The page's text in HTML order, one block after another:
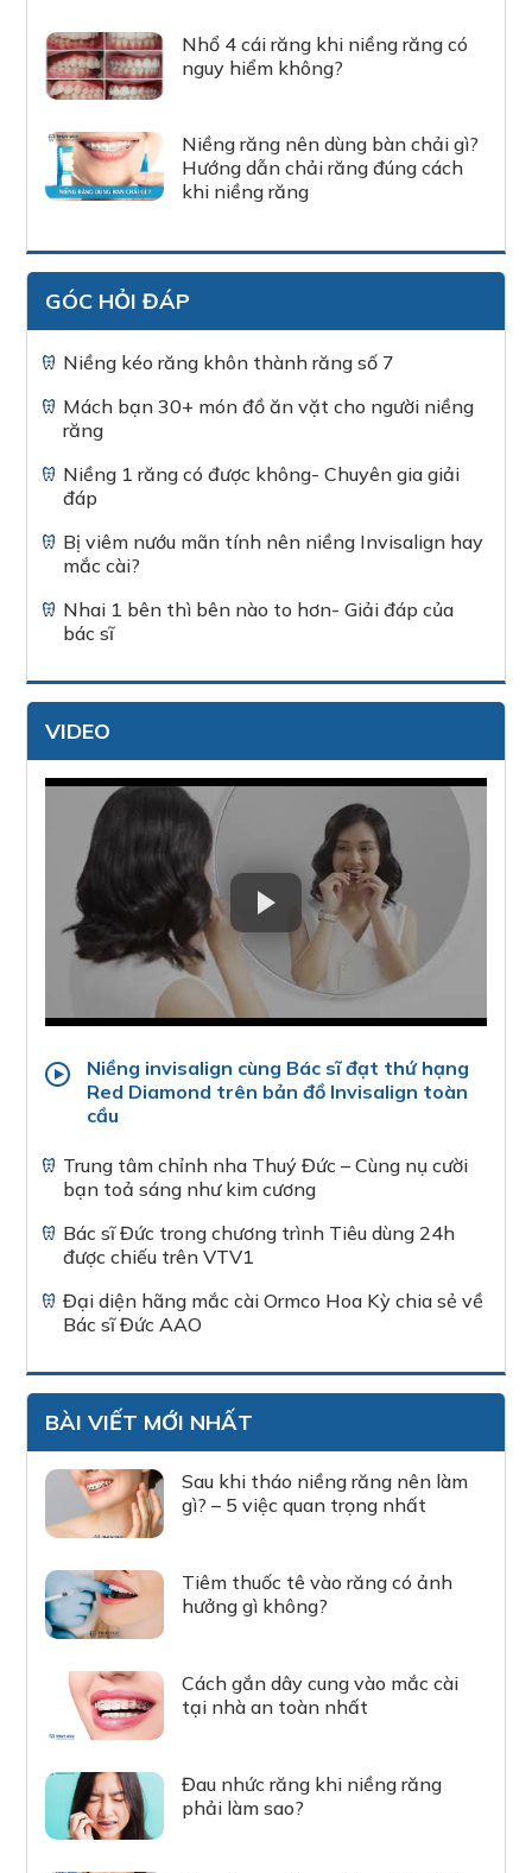
Nhổ 4 cái răng khi niềng răng có
nguy hiểm không?
Niềng răng nên dùng bàn chải gì?
Hướng dẫn chải răng đúng cách
khi niềng răng
GÓC HỎI ĐÁP
Niềng kéo răng khôn thành răng số 7
Mách bạn 30+ món đồ ăn vặt cho người niềng
răng
Niềng 1 răng có được không- Chuyên gia giải
đáp
Bị viêm nướu mãn tính nên niềng Invisalign hay
mắc cài?
Nhai 1 bên thì bên nào to hơn- Giải đáp của
bác sĩ
VIDEO
Niềng invisalign cùng Bác sĩ đạt thứ hạng
Red Diamond trên bản đồ Invisalign toàn
cầu
Trung tâm chỉnh nha Thuý Đức – Cùng nụ cười
bạn toả sáng như kim cương
Bác sĩ Đức trong chương trình Tiêu dùng 24h
được chiếu trên VTV1
Đại diện hãng mắc cài Ormco Hoa Kỳ chia sẻ về
Bác sĩ Đức AAO
BÀI VIẾT MỚI NHẤT
Sau khi tháo niềng răng nên làm
gì? – 5 việc quan trọng nhất
Tiêm thuốc tê vào răng có ảnh
hưởng gì không?
Cách gắn dây cung vào mắc cài
tại nhà an toàn nhất
Đau nhức răng khi niềng răng
phải làm sao?